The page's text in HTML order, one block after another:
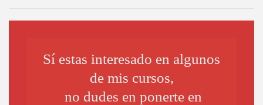
Sí estas interesado en algunos
de mis cursos,
no dudes en ponerte en